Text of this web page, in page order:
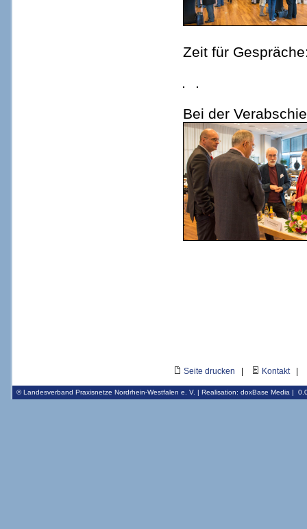
Zeit für
Bei der
Seite drucken Kontakt|
© Landesverband Praxisnetze Nordrhein-Westfalen e. V. | Realisation: doxBase Media |